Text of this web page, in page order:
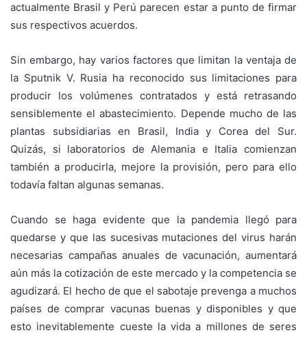
actualmente Brasil y Perú parecen estar a punto de firmar
sus respectivos acuerdos.
Sin embargo, hay varios factores que limitan la ventaja de
la Sputnik V. Rusia ha reconocido sus limitaciones para
producir los volúmenes contratados y está retrasando
sensiblemente el abastecimiento. Depende mucho de las
plantas subsidiarias en Brasil, India y Corea del Sur.
Quizás, si laboratorios de Alemania e Italia comienzan
también a producirla, mejore la provisión, pero para ello
todavía faltan algunas semanas.
Cuando se haga evidente que la pandemia llegó para
quedarse y que las sucesivas mutaciones del virus harán
necesarias campañas anuales de vacunación, aumentará
aún más la cotización de este mercado y la competencia se
agudizará. El hecho de que el sabotaje prevenga a muchos
países de comprar vacunas buenas y disponibles y que
esto inevitablemente cueste la vida a millones de seres